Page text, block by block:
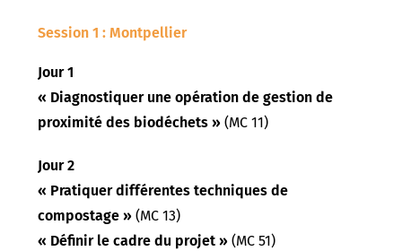
Session 1 : Montpellier
Jour 1
« Diagnostiquer une opération de gestion de
proximité des biodéchets »(MC 11)
Jour 2
« Pratiquer différentes techniques de
compostage »(MC 13)
« Définir le cadre du projet »(MC 51)